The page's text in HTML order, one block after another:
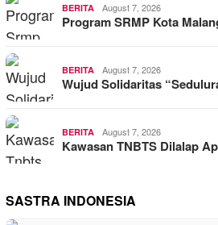
BERITA August 7, 2026
Program SRMP Kota
BERITA August 7, 2026
Wujud Solidaritas
BERITA August 7, 2026
Kawasan TNBTS Dilalap
SASTRA INDONESIA